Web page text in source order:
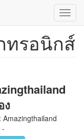
ทรอนิกส์
ง
-